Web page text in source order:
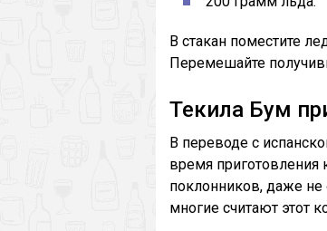
В стакан поместите
Перемешайте
Текила Бум
В переводе с
время приготовления
поклонников, даже не
многие считают этот